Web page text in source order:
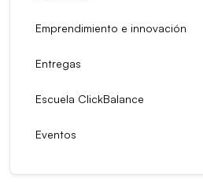
Emprendimiento e innovación
Entregas
Escuela ClickBalance
Eventos